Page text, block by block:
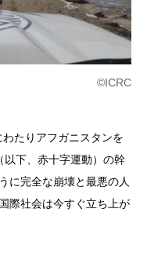
©ICRC
たりアフガニスタンを
（以下、赤十字運動）の幹
に完全な崩壊と最悪の人
際社会は今すぐ立ち上が